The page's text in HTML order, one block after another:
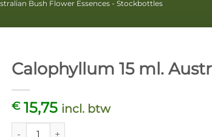
Bush Flower Essences - Stockbottles
Calophyllum 15 ml.
€15,75 incl. btw
Calophyllum 15 ml. Australian Bush Flower